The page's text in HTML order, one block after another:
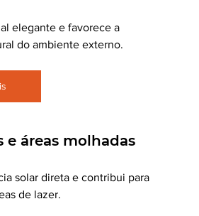
elegante e favorece a
do ambiente externo.
e áreas molhadas
solar direta e contribui para
de lazer.